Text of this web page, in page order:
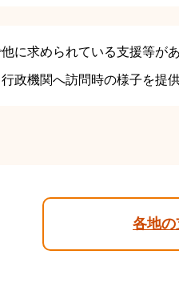
他に求められている支援等が
政機関へ訪問時の様子を提
各地